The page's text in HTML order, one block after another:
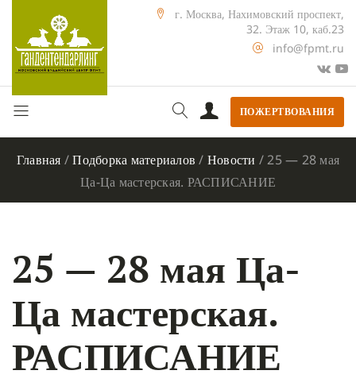
г. Москва, Нахимовский проспект,
32. Этаж 10, каб.23
info@fpmt.ru
ПОЖЕРТВОВАНИЯ
Главная /Подборка материалов / Новости /25 — 28 мая
Ца-Ца мастерская. РАСПИСАНИЕ
25 — 28 мая Ца-
Ца мастерская.
РАСПИСАНИЕ